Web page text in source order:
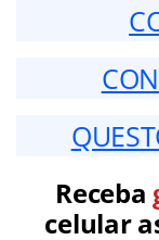
Receba
celular